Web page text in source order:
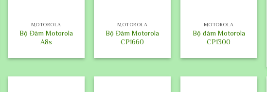
MOTOROLA
Bộ Đàm Motorola
A8s
MOTOROLA
Bộ Đàm Motorola
CP1660
MOTOROLA
Bộ đàm Motorola
CP1300